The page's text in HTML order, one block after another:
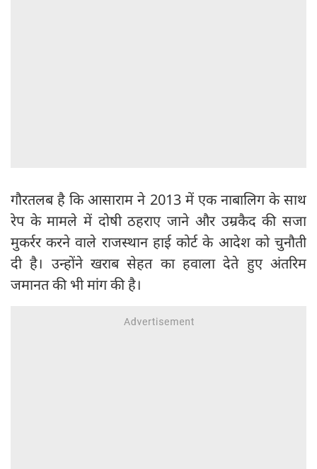
गौरतलब है कि आसाराम ने 2013 में एक नाबालिग के साथ
रेप के मामले में दोषी ठहराए जाने और उम्रकैद की सजा
मुकर्रर करने वाले राजस्थान हाई कोर्ट के आदेश को चुनौती
दी है। उन्होंने खराब सेहत का हवाला देते हुए अंतरिम
जमानत की भी मांग की है।